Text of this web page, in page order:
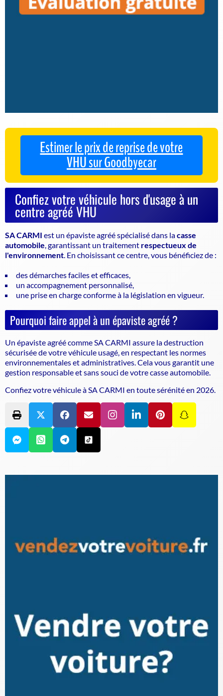
Estimer le prix de reprise de votre
VHU sur Goodbyecar
Confiez votre véhicule hors d'usage à un
centre agréé VHU
SA CARMI est un épaviste agrééspécialisé dans lacasse
automobile , garantissant un traitement respectueux de
l'environnement . En choisissant ce centre, vous bénéficiez de :
des démarches faciles et efficaces,
un accompagnement personnalisé,
une prise en charge conforme à la législation en vigueur.
Pourquoi faire appel à un épaviste agréé ?
Un épavisteagréé comme SA CARMI assure la destruction
sécurisée de votre véhicule usagé, en respectant les normes
environnementales et administratives. Cela vous garantit une
gestion responsable et sans souci de votre casse automobile.
Confiez votre véhicule à SA CARMI en toute sérénité en 2026.